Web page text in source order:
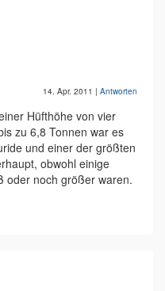
14. Apr. 2011 | Antworten
Hüfthöhe von vier
zu 6,8 Tonnen war es
und einer der größten
obwohl einige
oder noch größer waren.